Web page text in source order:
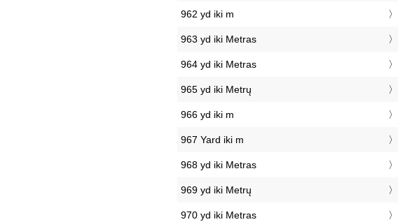
962 yd iki m
963 yd iki Metras
964 yd iki Metras
965 yd iki Metrų
966 yd iki m
967 Yard iki m
968 yd iki Metras
969 yd iki Metrų
970 yd iki Metras